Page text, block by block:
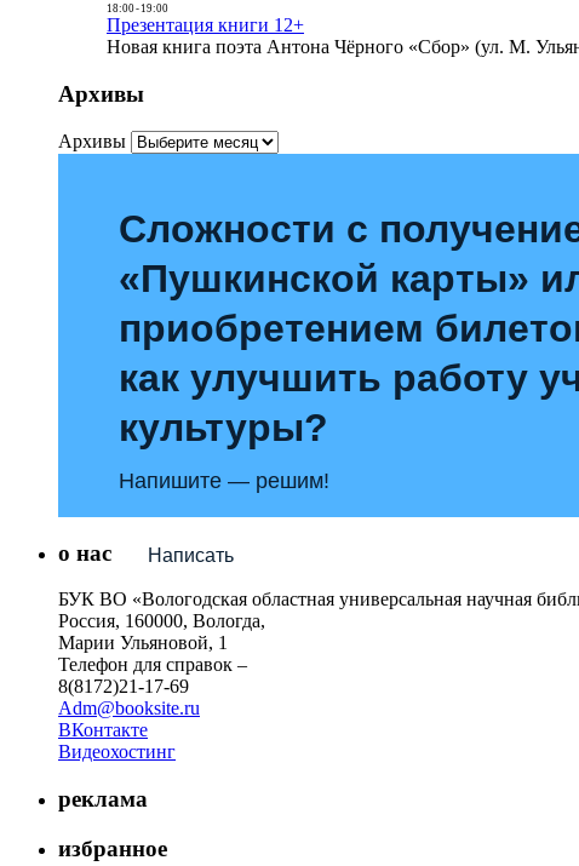
18:00- 19:00
Презентация книги 12+
Новая книга поэта Антона Чёрного «Сбор» (ул. М.
Архивы
Архивы
Сложности с
«Пушкинской карты»
приобретением
как улучшить работу
культуры?
Напишите — решим!
Написать
о нас
БУК ВО «Вологодская областная универсальная научная
Россия, 160000, Вологда,
Марии Ульяновой, 1
Телефон для справок –
8(8172)21-17-69
Adm@booksite.ru
ВКонтакте
Видеохостинг
реклама
избранное